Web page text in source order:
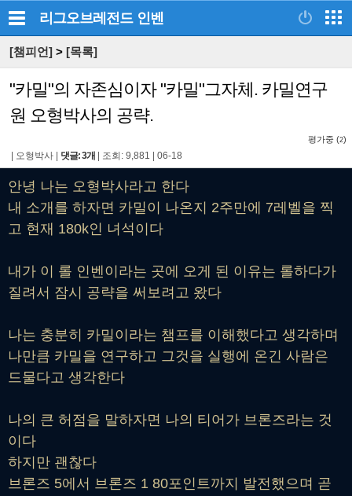
리그오브레전드 인벤
[챔피언] > [목록]
"카밀"의 자존심이자 "카밀"그자체. 카밀연구
원 오형박사의 공략.
평가중 (2)
오형박사 댓글: 3개 조회: 9,881 06-18
안녕 나는 오형박사라고 한다
내 소개를 하자면 카밀이 나온지 2주만에 7레벨을 찍
고 현재 180k인 녀석이다
내가 이 롤 인벤이라는 곳에 오게 된 이유는 롤하다가
질려서 잠시 공략을 써보려고 왔다
나는 충분히 카밀이라는 챔프를 이해했다고 생각하며
나만큼 카밀을 연구하고 그것을 실행에 온긴 사람은
드물다고 생각한다
나의 큰 허점을 말하자면 나의 티어가 브론즈라는 것
이다
하지만 괜찮다
브론즈 5에서 브론즈 1 80포인트까지 발전했으며 곧